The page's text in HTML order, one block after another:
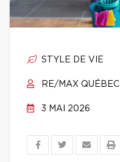
STYLE DE VIE
RE/MAX QUÉBEC
3 MAI 2026